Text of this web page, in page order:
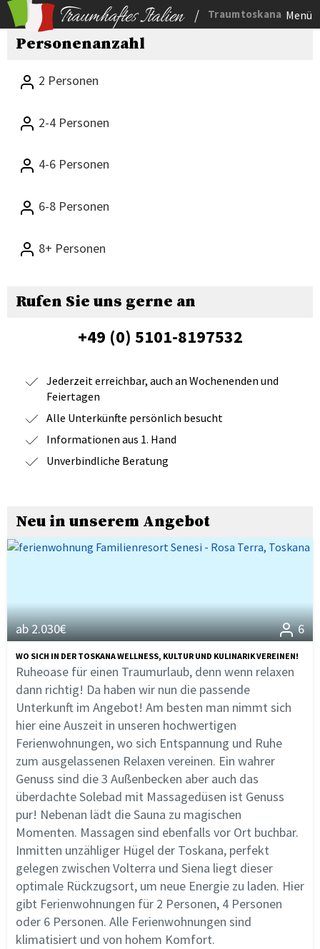
/ Traumtoskana Menü
Personenanzahl
2 Personen
2-4 Personen
4-6 Personen
6-8 Personen
8+ Personen
Rufen Sie uns gerne an
+49 (0) 5101-8197532
Jederzeit erreichbar, auch an Wochenenden und
Feiertagen
Alle Unterkünfte persönlich besucht
Informationen aus 1. Hand
Unverbindliche Beratung
Neu in unserem Angebot
ab 2.030€ 6
WO SICH IN DER TOSKANA WELLNESS, KULTUR UND KULINARIK VEREINEN!
Ruheoase für einen Traumurlaub, denn wenn relaxen
dann richtig! Da haben wir nun die passende
Unterkunft im Angebot! Am besten man nimmt sich
hier eine Auszeit in unseren hochwertigen
Ferienwohnungen, wo sich Entspannung und Ruhe
zum ausgelassenen Relaxen vereinen. Ein wahrer
Genuss sind die 3 Außenbecken aber auch das
überdachte Solebad mit Massagedüsen ist Genuss
pur! Nebenan lädt die Sauna zu magischen
Momenten. Massagen sind ebenfalls vor Ort buchbar.
Inmitten unzähliger Hügel der Toskana, perfekt
gelegen zwischen Volterra und Siena liegt dieser
optimale Rückzugsort, um neue Energie zu laden. Hier
gibt Ferienwohnungen für 2 Personen, 4 Personen
oder 6 Personen. Alle Ferienwohnungen sind
klimatisiert und von hohem Komfort.